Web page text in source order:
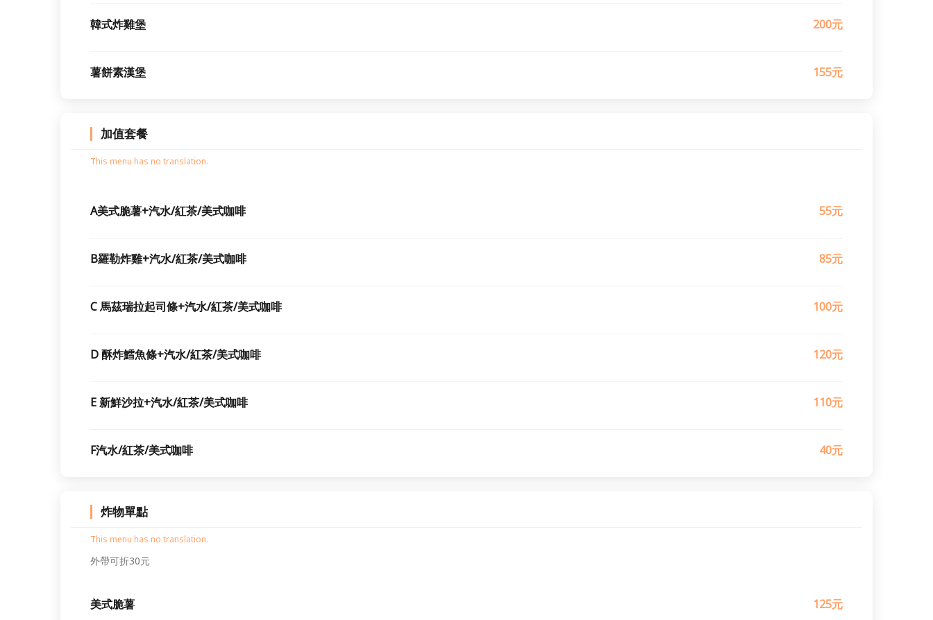
韓式炸雞堡 200元
薯餅素漢堡 155元
加值套餐
This menu has no translation.
A美式脆薯+汽水/紅茶/美式咖啡 55元
B羅勒炸雞+汽水/紅茶/美式咖啡 85元
C 馬茲瑞拉起司條+汽水/紅茶/美式咖啡 100元
D 酥炸鱈魚條+汽水/紅茶/美式咖啡 120元
E 新鮮沙拉+汽水/紅茶/美式咖啡 110元
F汽水/紅茶/美式咖啡 40元
炸物單點
This menu has no translation.
外帶可折30元
美式脆薯 125元